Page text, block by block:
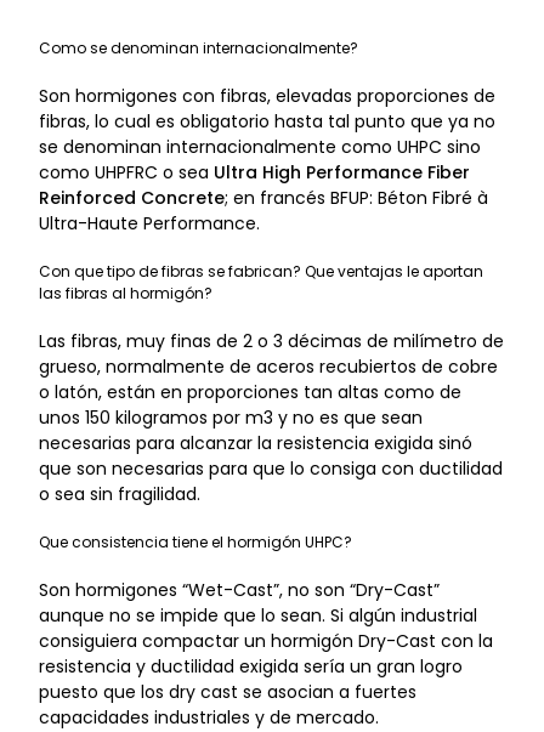
Como se denominan internacionalmente?
Son hormigones con fibras, elevadas proporciones de
fibras, lo cual es obligatorio hasta tal punto que ya no
se denominan internacionalmente como UHPC sino
como UHPFRC o sea Ultra High Performance Fiber
Reinforced Concrete; en francés BFUP: Béton Fibré à
Ultra-Haute Performance.
Con que tipo de fibras se fabrican? Que ventajas le aportan
las fibras al hormigón?
Las fibras, muy finas de 2 o 3 décimas de milímetro de
grueso, normalmente de aceros recubiertos de cobre
o latón, están en proporciones tan altas como de
unos 150 kilogramos por m3 y no es que sean
necesarias para alcanzar la resistencia exigida sinó
que son necesarias para que lo consiga con ductilidad
o sea sin fragilidad.
Que consistencia tiene el hormigón UHPC?
Son hormigones “Wet-Cast”, no son “Dry-Cast”
aunque no se impide que lo sean. Si algún industrial
consiguiera compactar un hormigón Dry-Cast con la
resistencia y ductilidad exigida sería un gran logro
puesto que los dry cast se asocian a fuertes
capacidades industriales y de mercado.